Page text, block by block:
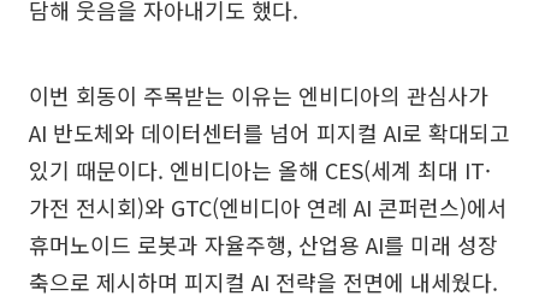
담해 웃음을 자아내기도 했다.
이번 회동이 주목받는 이유는 엔비디아의 관심사가
AI 반도체와 데이터센터를 넘어 피지컬 AI로 확대되고
있기 때문이다. 엔비디아는 올해 CES(세계 최대 IT·
가전 전시회)와 GTC(엔비디아 연례 AI 콘퍼런스)에서
휴머노이드 로봇과 자율주행, 산업용 AI를 미래 성장
축으로 제시하며 피지컬 AI 전략을 전면에 내세웠다.